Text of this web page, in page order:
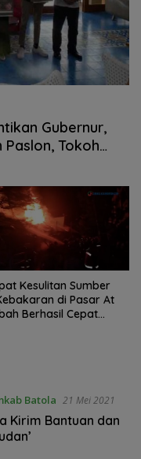
Gubernur,
Paslon, Tokoh
Kesulitan Sumber
di Pasar At
Berhasil Cepat
Batola 21 Mei 2021
Kirim Bantuan dan